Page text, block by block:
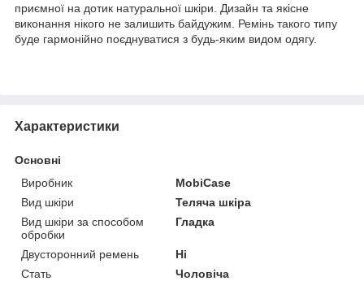
приємної на дотик натуральної шкіри. Дизайн та якісне
виконання нікого не залишить байдужим. Ремінь такого типу
буде гармонійно поєднуватися з будь-яким видом одягу.
Характеристики
Основні
Виробник
MobiCase
Вид шкіри
Теляча шкіра
Вид шкіри за способом
обробки
Гладка
Двусторонний ремень
Ні
Стать
Чоловіча